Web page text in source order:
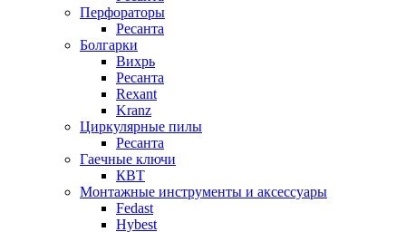
Перфораторы
Ресанта
Болгарки
Вихрь
Ресанта
Rexant
Kranz
Циркулярные пилы
Ресанта
Гаечные ключи
КВТ
Монтажные инструменты и аксессуары
Fedast
Hybest